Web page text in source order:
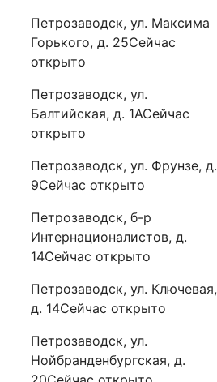
Петрозаводск, ул. Максима
Горького, д. 25Сейчас
открыто
Петрозаводск, ул.
Балтийская, д. 1АСейчас
открыто
Петрозаводск, ул. Фрунзе, д.
9Сейчас открыто
Петрозаводск, б-р
Интернационалистов, д.
14Сейчас открыто
Петрозаводск, ул. Ключевая,
д. 14Сейчас открыто
Петрозаводск, ул.
Нойбранденбургская, д.